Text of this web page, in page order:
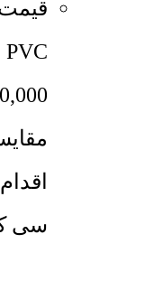
PVC کد 610 پارس فریم
سی